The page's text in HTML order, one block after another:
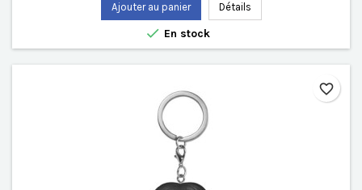
Ajouter au panier Détails
 En stock
favorite_border